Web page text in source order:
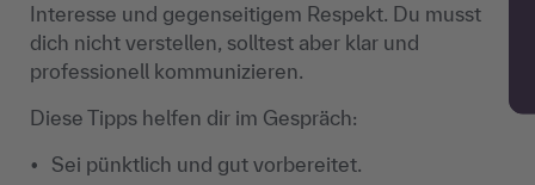
Interesse und gegenseitigem Respekt. Du musst
dich nicht verstellen, solltest aber klar und
professionell kommunizieren.
Diese Tipps helfen dir im Gespräch:
Sei pünktlich und gut vorbereitet.